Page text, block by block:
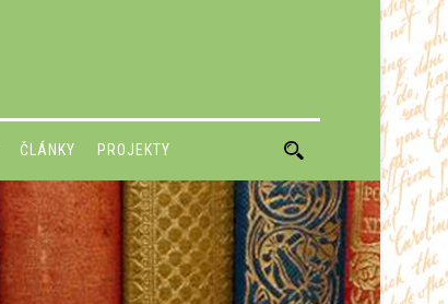
ČLÁNKY PROJEKTY